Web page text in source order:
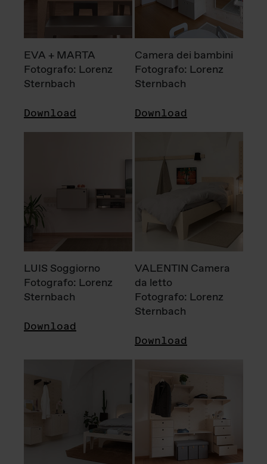
EVA + MARTA
Fotografo: Lorenz
Sternbach
Download
Camera dei bambini
Fotografo: Lorenz
Sternbach
Download
LUIS Soggiorno
Fotografo: Lorenz
Sternbach
Download
VALENTIN Camera
da letto
Fotografo: Lorenz
Sternbach
Download